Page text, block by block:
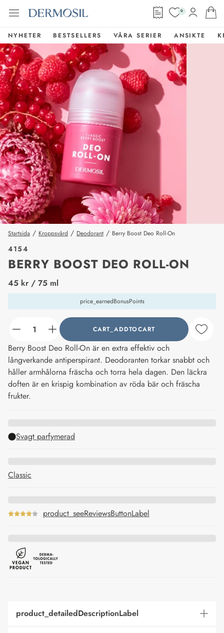
0
NYHETER BESTSELLERS VÅRA SERIER ANSIKTE
Startsida / Kroppsvård / Deodorant / Berry Boost Deo Roll-On
4154
BERRY BOOST DEO ROLL-ON
price_label
45 kr / 75 ml
price_earnedBonusPoints
counter_current CART_ADDTOCART
Berry Boost Deo Roll-On är en extra effektiv och
långverkande antiperspirant. Deodoranten torkar snabbt och
håller armhålorna fräscha och torra hela dagen. Den läckra
doften är en krispig kombination av röda bär och fräscha
frukter.
Svagt parfymerad
Classic
product_seeReviewsButtonLabel
product_detailedDescriptionLabel